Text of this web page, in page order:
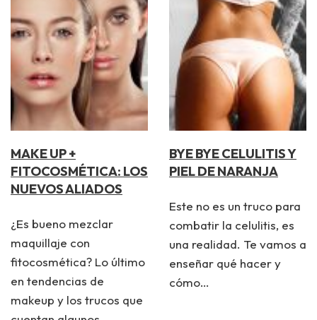
MAKE UP +
FITOCOSMÉTICA: LOS
NUEVOS ALIADOS
¿Es bueno mezclar
maquillaje con
fitocosmética? Lo último
en tendencias de
makeup y los trucos que
BYE BYE CELULITIS Y
PIEL DE NARANJA
Este no es un truco para
combatir la celulitis, es
una realidad. Te vamos a
enseñar qué hacer y
cómo…